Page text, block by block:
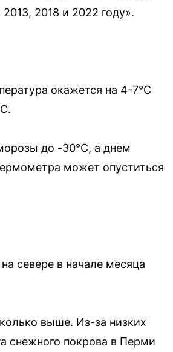
2018 и 2022 году».
окажется на 4-7°C
до -30°C, а днем
может опуститься
севере в начале месяца
выше. Из-за низких
снежного покрова в Перми